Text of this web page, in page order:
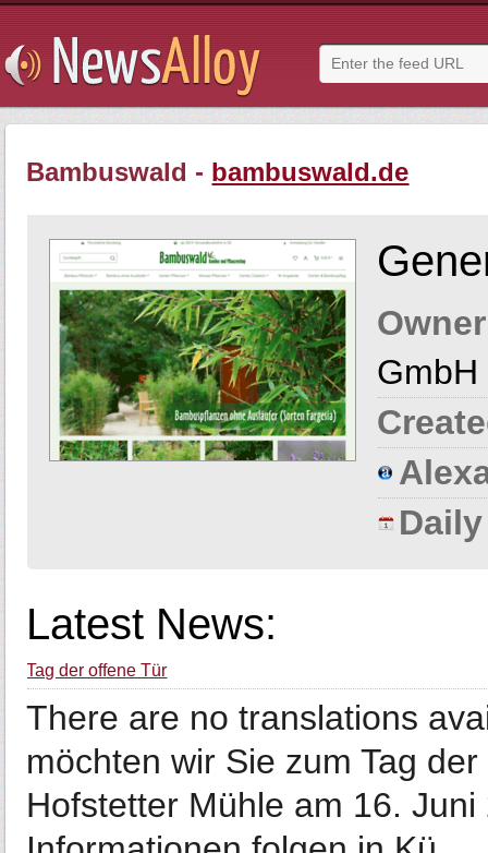
Bambuswald - bambuswald.de
GmbH
Latest News:
Tag der offene Tür
There are no translations
möchten wir Sie zum Tag
Hofstetter Mühle am 16.